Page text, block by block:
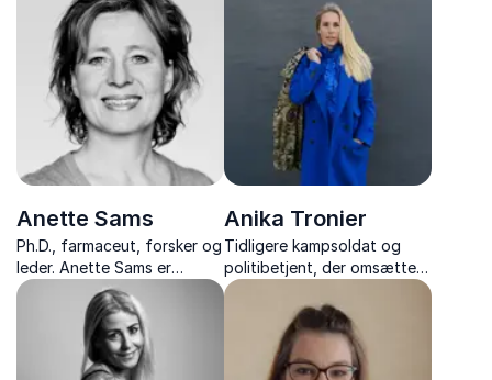
Ukraine
vaneændring
Anette Sams
Ph.D., farmaceut, forsker og
leder. Anette Sams er
ekspert i sundhed, sukker
og biologik – og en unik
formidler med stor
gennemslagskraft.
Anika Tronier
Tidligere kampsoldat og
politibetjent, der omsætter
frygt, mod og ansvar til
konkret adfærd, kultur og
psykologisk tryghed i
organisationer.